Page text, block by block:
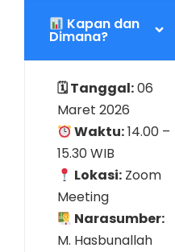
Kapan dan
Dimana?
🗓 Tanggal:06
Maret 2026
Waktu:14.00 –
15.30 WIB
Lokasi: Zoom
Meeting
Narasumber:
M. Hasbunallah